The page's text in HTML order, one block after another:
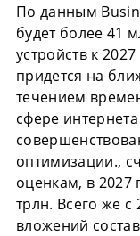
По данным
будет более 41
устройств к
придется на
течением
сфере
оптимизации.,
оценкам, в 2027
трлн. Всего же с
вложений